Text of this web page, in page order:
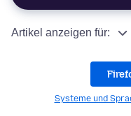
Artikel anzeigen für:
Systeme und